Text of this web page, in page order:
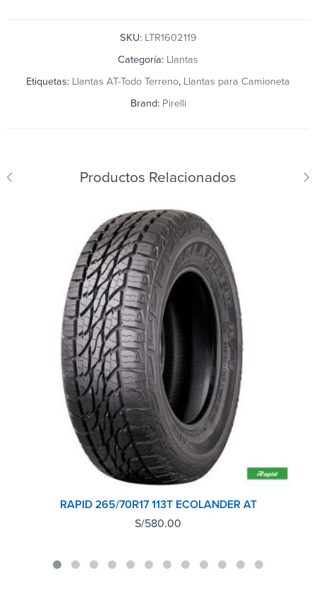
SKU: LTR1602119
Categoría: Llantas
Etiquetas: Llantas AT-Todo Terreno, Llantas para Camioneta
Brand: Pirelli
Productos Relacionados
RAPID 265/70R17 113T ECOLANDER AT
S/580.00